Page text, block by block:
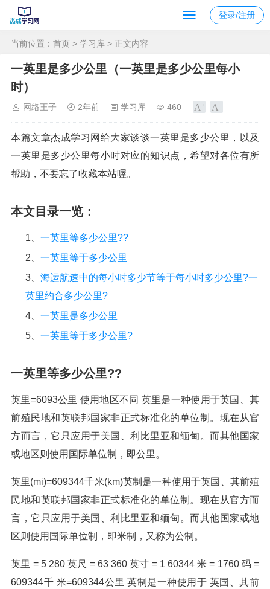
登录/注册
当前位置： 首页 > 学习库 > 正文内容
一英里是多少公里（一英里是多少公里每小
时）
网络王子 2年前 学习库 460
本篇文章杰成学习网给大家谈谈一英里是多少公里，以及
一英里是多少公里每小时对应的知识点，希望对各位有所
帮助，不要忘了收藏本站喔。
本文目录一览：
1、 一英里等多少公里??
2、 一英里等于多少公里
3、 海运航速中的每小时多少节等于每小时多少公里?一
英里约合多少公里?
4、 一英里是多少公里
5、 一英里等于多少公里?
一英里等多少公里??
英里=6093公里 使用地区不同 英里是一种使用于英国、其
前殖民地和英联邦国家非正式标准化的单位制。现在从官
方而言，它只应用于美国、利比里亚和缅甸。而其他国家
或地区则使用国际单位制，即公里。
英里(mi)=609344千米(km)英制是一种使用于英国、其前殖
民地和英联邦国家非正式标准化的单位制。现在从官方而
言，它只应用于美国、利比里亚和缅甸。而其他国家或地
区则使用国际单位制，即米制，又称为公制。
英里 = 5 280 英尺 = 63 360 英寸 = 1 60344 米 = 1760 码 =
609344千 米=609344公里 英制是一种使用于 英国、其前